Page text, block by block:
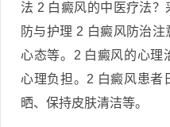
法 2 白癜风的中医疗法
防与护理 2 白癜风防治
心态等。2 白癜风的心理
心理负担。2 白癜风患者
晒、保持皮肤清洁等。